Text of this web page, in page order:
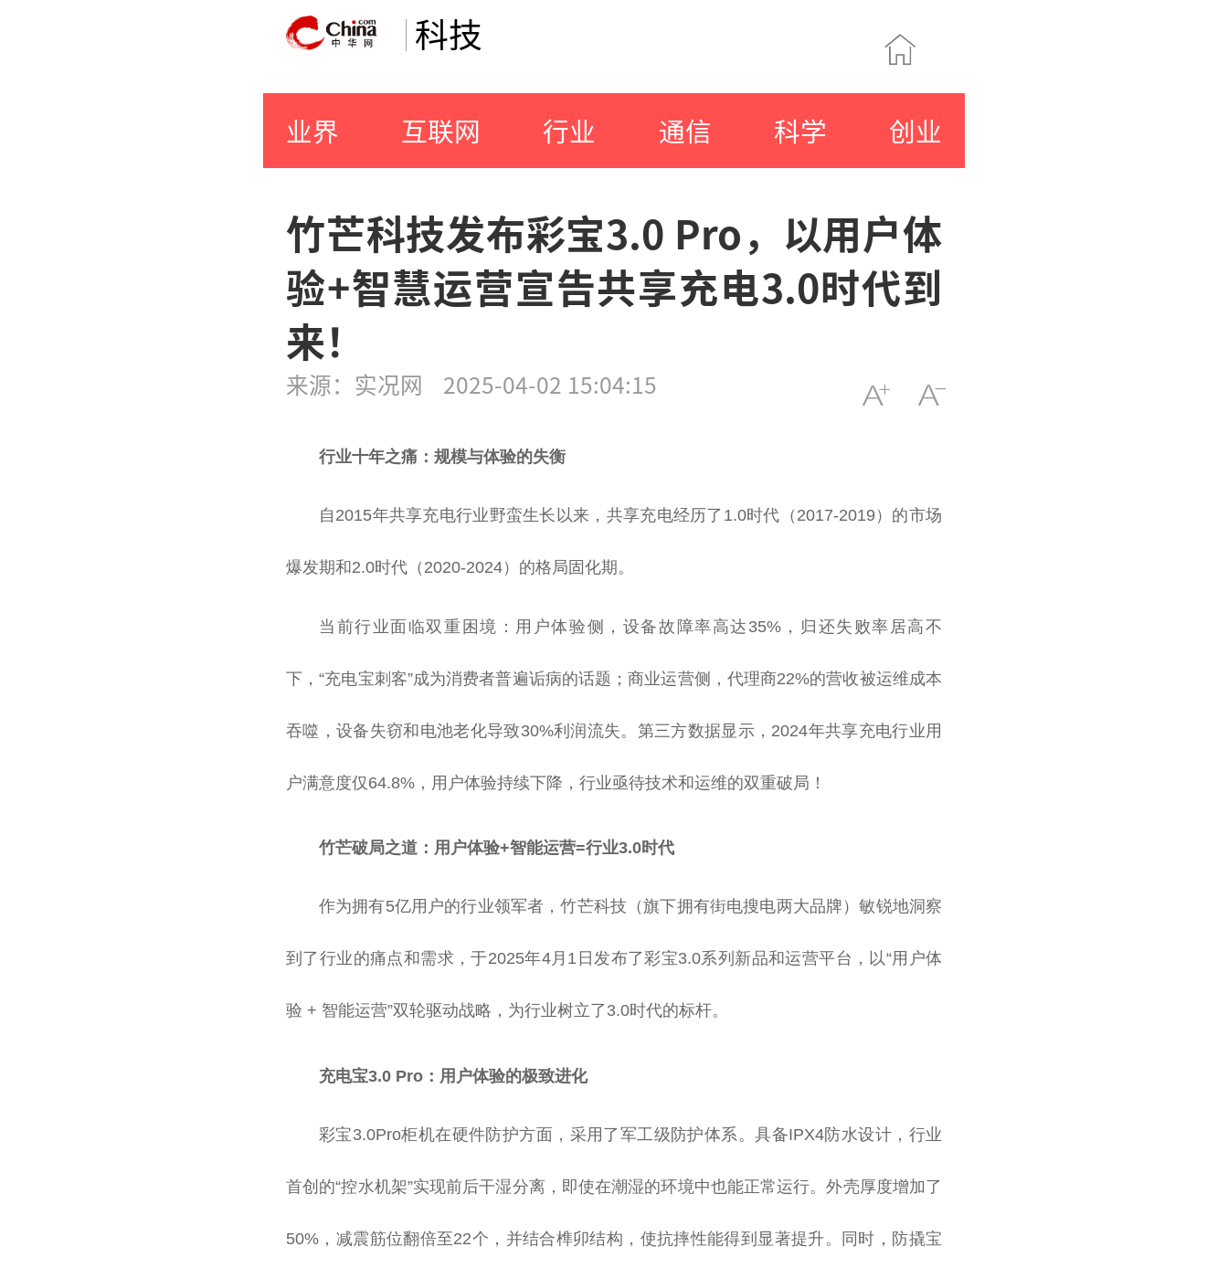
科技
业界 互联网 行业 通信 科学 创业
竹芒科技发布彩宝3.0 Pro，以用户体
验+智慧运营宣告共享充电3.0时代到
来！
来源：实况网 2025-04-02 15:04:15
行业十年之痛：规模与体验的失衡
自2015年共享充电行业野蛮生长以来，共享充电经历了1.0时代（2017-2019）的市场
爆发期和2.0时代（2020-2024）的格局固化期。
当前行业面临双重困境：用户体验侧，设备故障率高达35%，归还失败率居高不
下，“充电宝刺客”成为消费者普遍诟病的话题；商业运营侧，代理商22%的营收被运维成本
吞噬，设备失窃和电池老化导致30%利润流失。第三方数据显示，2024年共享充电行业用
户满意度仅64.8%，用户体验持续下降，行业亟待技术和运维的双重破局！
竹芒破局之道：用户体验+智能运营=行业3.0时代
作为拥有5亿用户的行业领军者，竹芒科技（旗下拥有街电搜电两大品牌）敏锐地洞察
到了行业的痛点和需求，于2025年4月1日发布了彩宝3.0系列新品和运营平台，以“用户体
验 + 智能运营”双轮驱动战略，为行业树立了3.0时代的标杆。
充电宝3.0 Pro：用户体验的极致进化
彩宝3.0Pro柜机在硬件防护方面，采用了军工级防护体系。具备IPX4防水设计，行业
首创的“控水机架”实现前后干湿分离，即使在潮湿的环境中也能正常运行。外壳厚度增加了
50%，减震筋位翻倍至22个，并结合榫卯结构，使抗摔性能得到显著提升。同时，防撬宝